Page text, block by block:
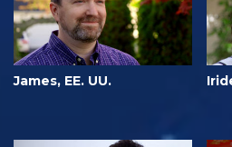
James, EE. UU.